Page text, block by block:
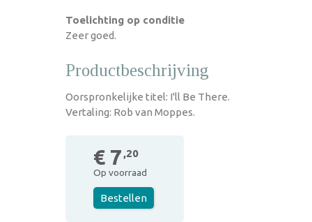
Toelichting op conditie
Zeer goed.
Productbeschrijving
Oorspronkelijke titel: I'll Be There.
Vertaling: Rob van Moppes.
€ 7 ,20
Op voorraad
Bestellen